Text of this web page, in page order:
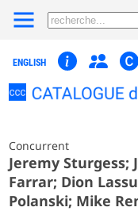
ENGLISH
Concurrent
Jeremy Sturgess;
Farrar; Dion
Polanski; Mike